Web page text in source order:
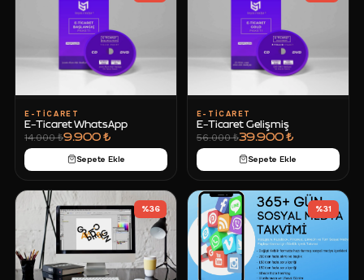
E-TICARET
E-Ticaret WhatsApp
14.000 ₺9.900 ₺
Sepete Ekle
E-TICARET
E-Ticaret Gelişmiş
56.000 ₺39.900 ₺
Sepete Ekle
%36 %31